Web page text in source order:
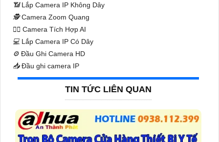
📶Lắp Camera IP Không Dây
🕵️Camera Zoom Quang
🧛‍♀️ Camera Tích Hợp AI
💻 Lắp Camera IP Có Dây
⚙️ Đầu Ghi Camera HD
📥Đầu ghi camera IP
TIN TỨC LIÊN QUAN